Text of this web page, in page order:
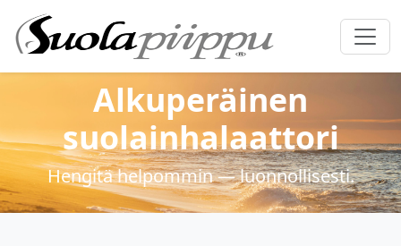
Alkuperäinen
suolainhalaattori
Hengitä helpommin — luonnollisesti.